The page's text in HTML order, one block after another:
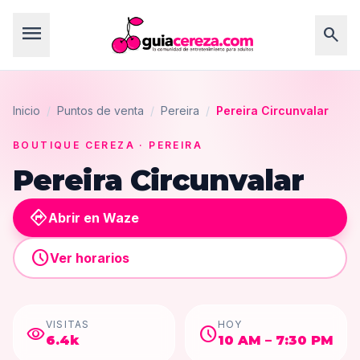
menu search
Inicio / Puntos de venta / Pereira / Pereira Circunvalar
BOUTIQUE CEREZA · PEREIRA
Pereira Circunvalar
directionsAbrir en Waze
scheduleVer horarios
visibilityVISITAS
6.4k scheduleHOY
10 AM – 7:30 PM